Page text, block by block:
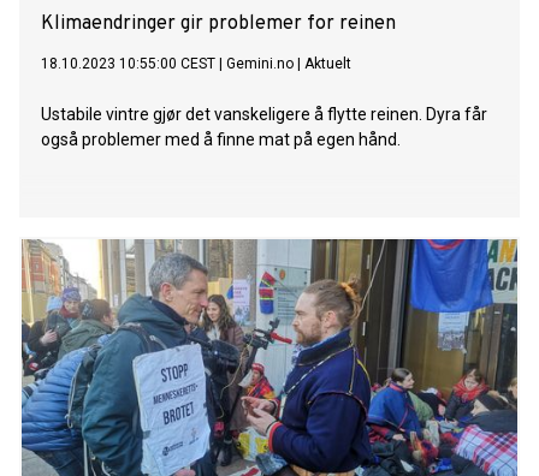
Klimaendringer gir problemer for reinen
18.10.2023 10:55:00 CEST Gemini.no Aktuelt
Ustabile vintre gjør det vanskeligere å flytte reinen. Dyra får
også problemer med å finne mat på egen hånd.